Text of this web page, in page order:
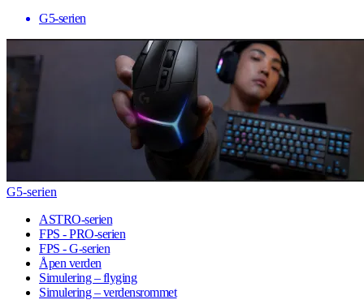
G5-serien
G5-serien
ASTRO-serien
FPS - PRO-serien
FPS - G-serien
Åpen verden
Simulering – flyging
Simulering – verdensrommet